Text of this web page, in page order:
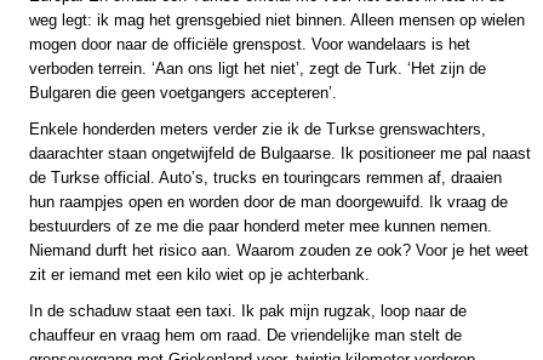
weg legt: ik mag het grensgebied niet binnen. Alleen mensen op wielen
mogen door naar de officiële grenspost. Voor wandelaars is het
verboden terrein. ‘Aan ons ligt het niet’, zegt de Turk. ‘Het zijn de
Bulgaren die geen voetgangers accepteren’.
Enkele honderden meters verder zie ik de Turkse grenswachters,
daarachter staan ongetwijfeld de Bulgaarse. Ik positioneer me pal naast
de Turkse official. Auto’s, trucks en touringcars remmen af, draaien
hun raampjes open en worden door de man doorgewuifd. Ik vraag de
bestuurders of ze me die paar honderd meter mee kunnen nemen.
Niemand durft het risico aan. Waarom zouden ze ook? Voor je het weet
zit er iemand met een kilo wiet op je achterbank.
In de schaduw staat een taxi. Ik pak mijn rugzak, loop naar de
chauffeur en vraag hem om raad. De vriendelijke man stelt de